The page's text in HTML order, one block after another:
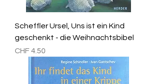
Scheffler Ursel, Uns ist ein Kind
geschenkt - die Weihnachtsbibel
Preis
CHF 4.50